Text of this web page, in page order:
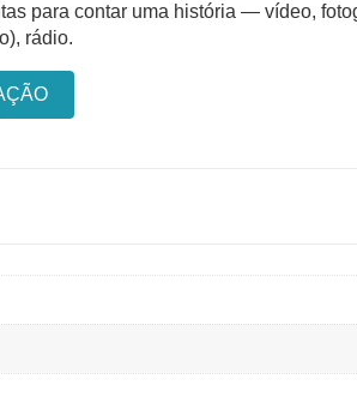
para contar uma história — vídeo,
rádio.